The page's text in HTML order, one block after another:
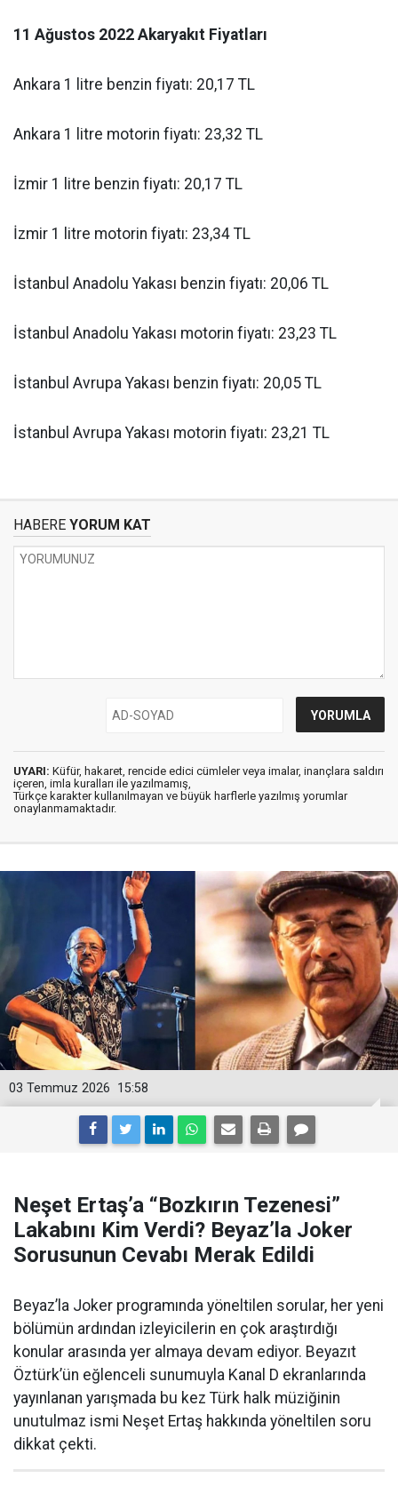
11 Ağustos 2022 Akaryakıt Fiyatları
Ankara 1 litre benzin fiyatı: 20,17 TL
Ankara 1 litre motorin fiyatı: 23,32 TL
İzmir 1 litre benzin fiyatı: 20,17 TL
İzmir 1 litre motorin fiyatı: 23,34 TL
İstanbul Anadolu Yakası benzin fiyatı: 20,06 TL
İstanbul Anadolu Yakası motorin fiyatı: 23,23 TL
İstanbul Avrupa Yakası benzin fiyatı: 20,05 TL
İstanbul Avrupa Yakası motorin fiyatı: 23,21 TL
HABERE YORUM KAT
UYARI: Küfür, hakaret, rencide edici cümleler veya imalar, inançlara saldırı
içeren, imla kuralları ile yazılmamış,
Türkçe karakter kullanılmayan ve büyük harflerle yazılmış yorumlar
onaylanmamaktadır.
15:58
03 Temmuz 2026
Neşet Ertaş’a “Bozkırın Tezenesi”
Lakabını Kim Verdi? Beyaz’la Joker
Sorusunun Cevabı Merak Edildi
Beyaz’la Joker programında yöneltilen sorular, her yeni
bölümün ardından izleyicilerin en çok araştırdığı
konular arasında yer almaya devam ediyor. Beyazıt
Öztürk’ün eğlenceli sunumuyla Kanal D ekranlarında
yayınlanan yarışmada bu kez Türk halk müziğinin
unutulmaz ismi Neşet Ertaş hakkında yöneltilen soru
dikkat çekti.